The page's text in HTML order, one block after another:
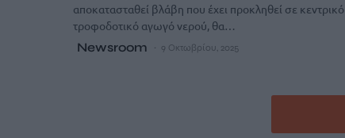
αποκατασταθεί βλάβη που έχει προκληθεί σε κεντρικό
τροφοδοτικό αγωγό νερού, θα…
Newsroom 9 Οκτωβρίου, 2025